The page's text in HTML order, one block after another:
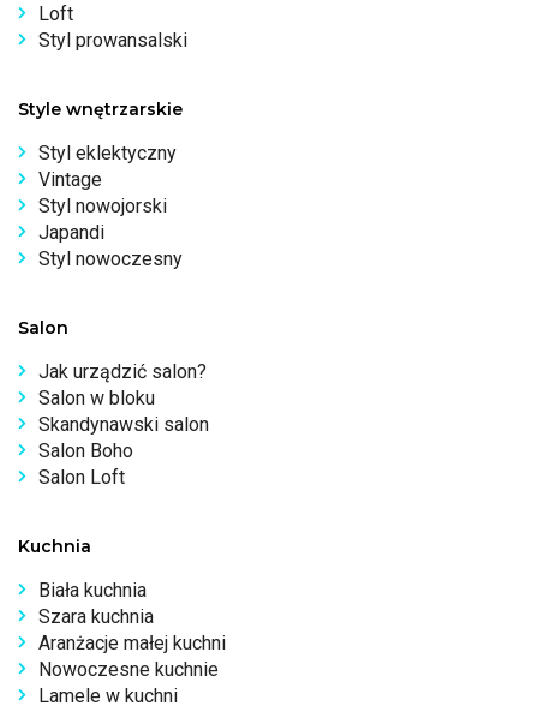
Loft
Styl prowansalski
Style wnętrzarskie
Styl eklektyczny
Vintage
Styl nowojorski
Japandi
Styl nowoczesny
Salon
Jak urządzić salon?
Salon w bloku
Skandynawski salon
Salon Boho
Salon Loft
Kuchnia
Biała kuchnia
Szara kuchnia
Aranżacje małej kuchni
Nowoczesne kuchnie
Lamele w kuchni